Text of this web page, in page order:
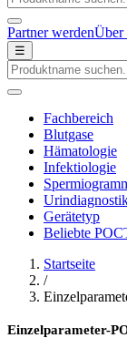
Partner werdenÜber
☰
Fachbereich
Blutgase
Hämatologie
Infektiologie
Gerätetyp
Beliebte
Startseite
/
Einzelparameter-